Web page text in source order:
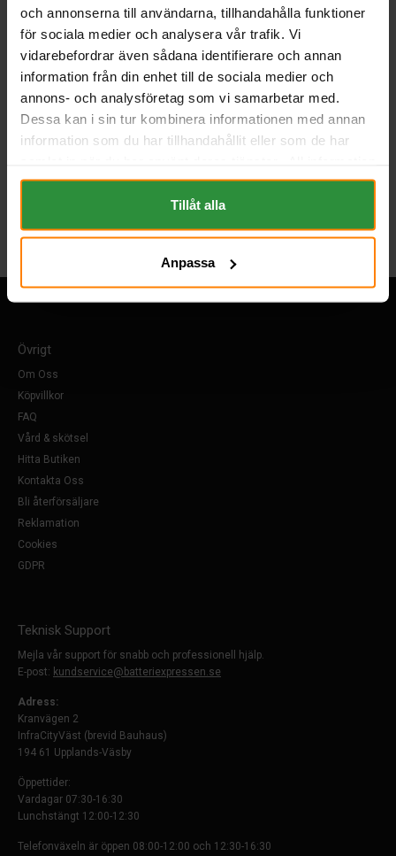
och annonserna till användarna, tillhandahålla funktioner
för sociala medier och analysera vår trafik. Vi
vidarebefordrar även sådana identifierare och annan
information från din enhet till de sociala medier och
annons- och analysföretag som vi samarbetar med.
Dessa kan i sin tur kombinera informationen med annan
information som du har tillhandahållit eller som de har
om "Cookies" och ditt val finner du på vår Cookie sida
längst ner i "footern" på sidan.
Tillåt alla
Anpassa
Tillbaka
Övrigt
Om Oss
Köpvillkor
FAQ
Vård & skötsel
Hitta Butiken
Kontakta Oss
Bli återförsäljare
Reklamation
Cookies
GDPR
Teknisk Support
Mejla vår support för snabb och professionell hjälp.
E-post: kundservice@batteriexpressen.se
Adress:
Kranvägen 2
InfraCityVäst (brevid Bauhaus)
194 61 Upplands-Väsby
Öppettider:
Vardagar 07:30-16:30
Lunchstängt 12:00-12:30
Telefonväxeln är öppen 08:00-12:00 och 12:30-16:30